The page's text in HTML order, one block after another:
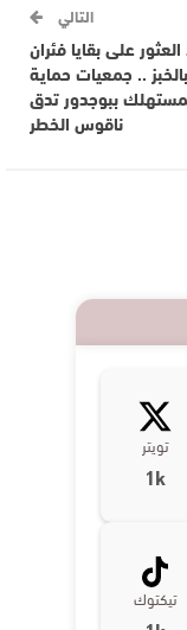
التالي
على بقايا فئران
بالخبز .. جمعيات حماية
ببوجدور تدق
ناقوس الخطر
تويتر
1k
تيكتوك